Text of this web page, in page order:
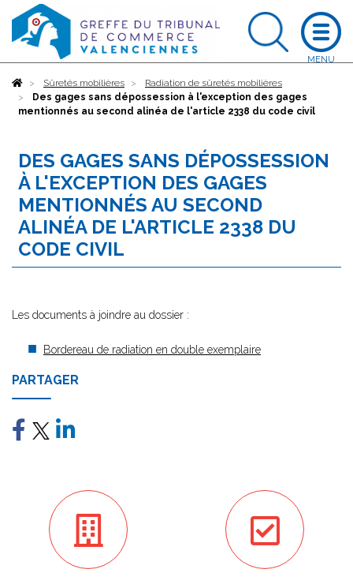
AccueilSûretés mobilières
Radiation de sûretés mobilières
Des gages sans dépossession à l'exception des gages
mentionnés au second alinéa de l'article 2338 du code civil
DES GAGES SANS DÉPOSSESSION
À L'EXCEPTION DES GAGES
MENTIONNÉS AU SECOND
ALINÉA DE L'ARTICLE 2338 DU
CODE CIVIL
Les documents à joindre au dossier :
Bordereau de radiation en double exemplaire
PARTAGER